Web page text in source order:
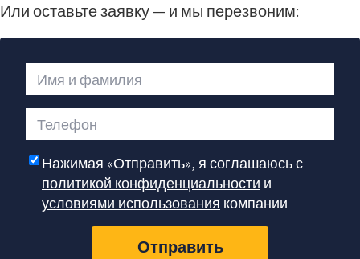
Или оставьте заявку — и мы перезвоним:
Имя и фамилия
Телефон
Нажимая «Отправить», я соглашаюсь с
политикой конфиденциальности и
условиями использования компании
Отправить